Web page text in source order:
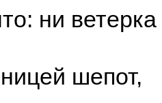
ни ветерка
шепот,